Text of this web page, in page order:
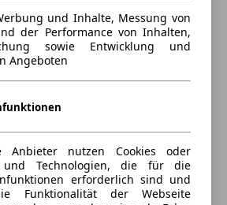
und Inhalte, Messung von
der Performance von Inhalten,
sowie Entwicklung und
Angeboten
Anbieter nutzen Cookies oder
und Technologien, die für die
erforderlich sind und
Funktionalität der Webseite